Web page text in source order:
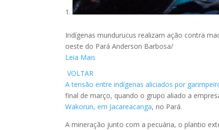
Indígenas mundurucus realizam ação contra
oeste do Pará Anderson Barbosa/
Leia Mais
VOLTAR
A tensão entre indígenas aliciados por
final de março, quando o grupo aliado a
Wakorun, em Jacareacanga, no Pará.
A mineração junto com a pecuária, o plantio